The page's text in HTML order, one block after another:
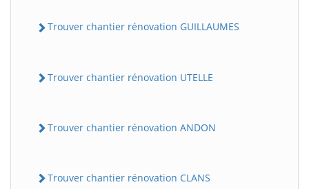
Trouver chantier rénovation GUILLAUMES
Trouver chantier rénovation UTELLE
Trouver chantier rénovation ANDON
Trouver chantier rénovation CLANS